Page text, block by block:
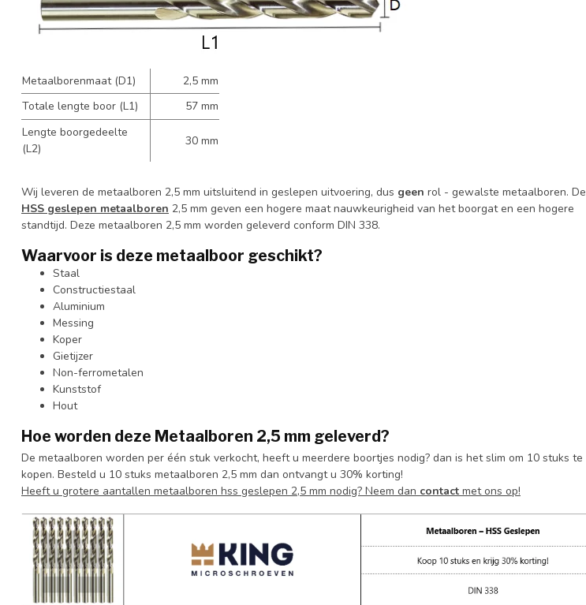
Metaalborenmaat (D1)
2,5 mm
Totale lengte boor (L1)
57 mm
Lengte boorgedeelte
(L2)
30 mm
Wij leveren de metaalboren 2,5 mm uitsluitend in geslepen uitvoering, dus geen rol - gewalste metaalboren. De
HSS geslepen metaalboren 2,5 mm geven een hogere maat nauwkeurigheid van het boorgat en een hogere
standtijd. Deze metaalboren 2,5 mm worden geleverd conform DIN 338.
Waarvoor is deze metaalboor geschikt?
Staal
Constructiestaal
Aluminium
Messing
Koper
Gietijzer
Non-ferrometalen
Kunststof
Hout
Hoe worden deze Metaalboren 2,5 mm geleverd?
De metaalboren worden per één stuk verkocht, heeft u meerdere boortjes nodig? dan is het slim om 10 stuks te
kopen. Besteld u 10 stuks metaalboren 2,5 mm dan ontvangt u 30% korting!
Heeft u grotere aantallen metaalboren hss geslepen 2,5 mm nodig? Neem dan contact met ons op!